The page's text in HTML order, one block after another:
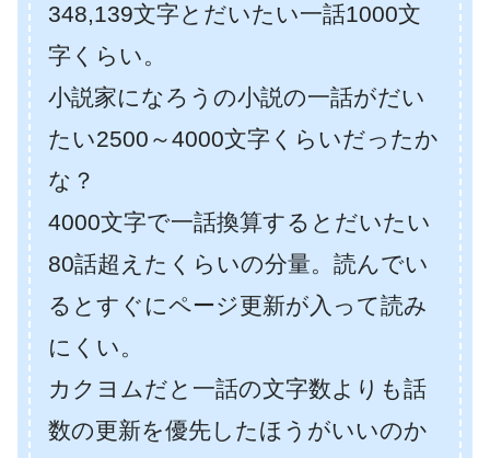
348,139文字とだいたい一話1000文
字くらい。
小説家になろうの小説の一話がだい
たい2500～4000文字くらいだったか
な？
4000文字で一話換算するとだいたい
80話超えたくらいの分量。読んでい
るとすぐにページ更新が入って読み
にくい。
カクヨムだと一話の文字数よりも話
数の更新を優先したほうがいいのか